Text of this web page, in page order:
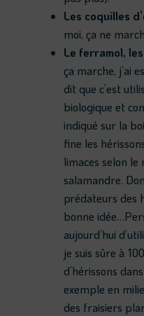
Les coquilles
moi, ça ne
Le ferramol,
ça marche, j’ai
dit que c’est
biologique et
indiqué sur la
fine les
limaces selon le
salamandre.
prédateurs des
bonne
aujourd’hui
je suis sûre à
d’hérissons
exemple en
des fraisiers